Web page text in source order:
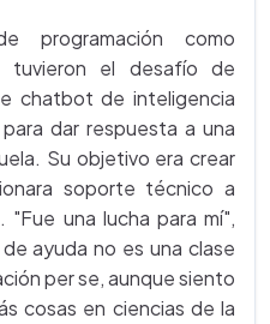
programación como
tuvieron el desafío de
chatbot de inteligencia
dar respuesta a una
Su objetivo era crear
soporte técnico a
una lucha para mí",
ayuda no es una clase
per se, aunque siento
cosas en ciencias de la